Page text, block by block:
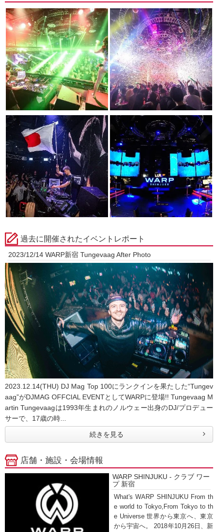
過去に開催されたイベントレポート
2023/12/14 WARP新宿 Tungevaag After Photo
2023.12.14(THU) DJ Mag Top 100にランクインを果たした“Tungev
aag”がDJMAG OFFCIAL EVENTとしてWARPに登場!! Tungevaag M
artin Tungevaagは1993年生まれのノルウェー出身のDJ/プロデュー
サーで、17歳の時...
続きを見る
店舗・施設・会場情報
WARP SHINJUKU - クラブ ワー
プ 新宿
What's WARP SHINJUKU From th
e world to Tokyo,From Tokyo to th
e Universe 世界から東京へ、東京
から宇宙へ。 2018年10月26日、新